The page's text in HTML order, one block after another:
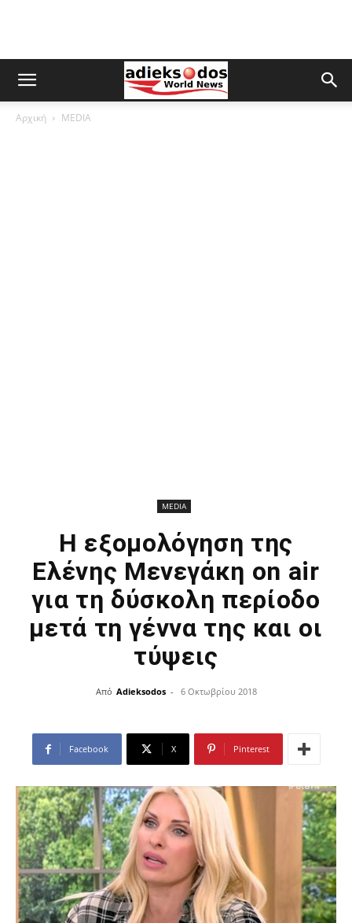
Αρχική MEDIA
MEDIA
Η εξομολόγηση της
Ελένης Μενεγάκη on air
για τη δύσκολη περίοδο
μετά τη γέννα της και οι
τύψεις
Από Adieksodos - 6 Οκτωβρίου 2018
Facebook X Pinterest